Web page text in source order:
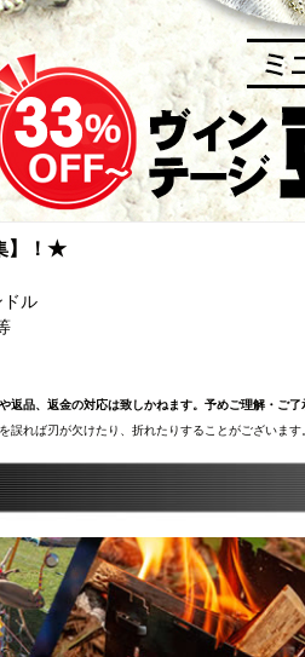
】！★
ル
品、返金の対応は致しかねます。予めご理解・ご了
誤れば刃が欠けたり、折れたりすることがございま